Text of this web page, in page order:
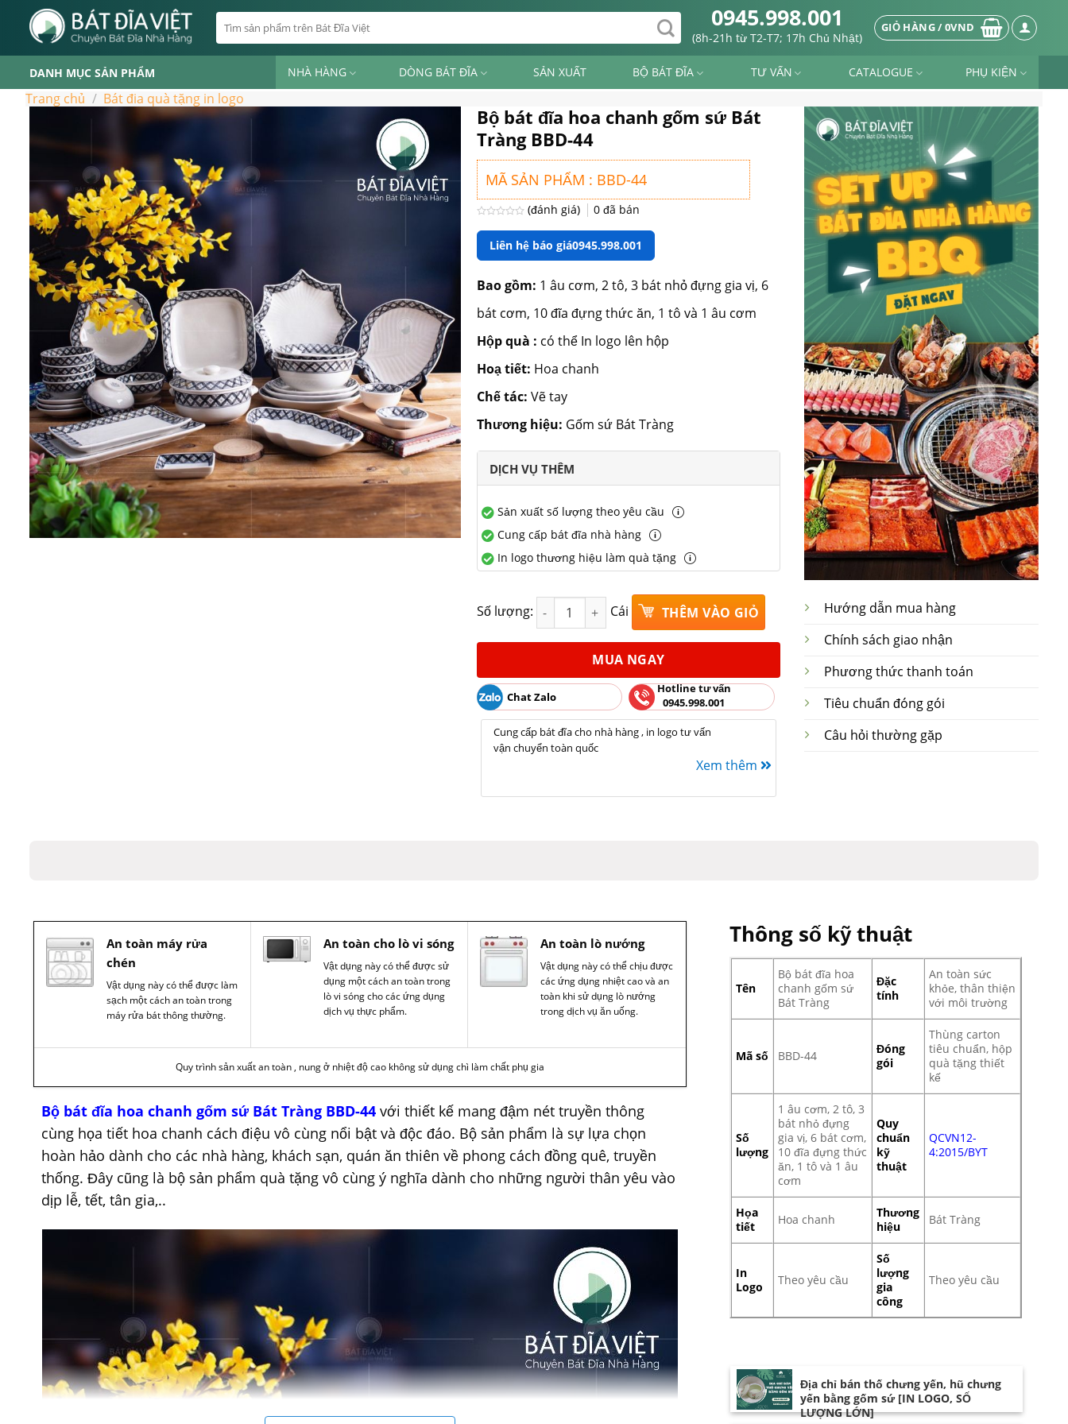
content
Tìm
kiếm:
0945.998.001
(8h-21h từ T2-T7; 17h Chủ Nhật)
GIỎ HÀNG /0VND
DANH MỤC SẢN PHẨM NHÀ HÀNG DÒNG BÁT ĐĨA SẢN XUẤT BỘ BÁT ĐĨA TƯ VẤN CATALOGUE PHỤ KIỆN
Trang chủ / Bát đia quà tặng in logo
Bộ bát đĩa hoa chanh gốm sứ Bát
Tràng BBD-44
MÃ SẢN PHẨM : BBD-44
xếp
hạng
5
(đánh giá) 0 đã bán
Liên hệ báo giá0945.998.001
Bao gồm: 1 âu cơm, 2 tô, 3 bát nhỏ đựng gia vị, 6
bát cơm, 10 đĩa đựng thức ăn, 1 tô và 1 âu cơm
Hộp quà : có thể In logo lên hộp
Hoạ tiết: Hoa chanh
Chế tác: Vẽ tay
Thương hiệu: Gốm sứ Bát Tràng
DỊCH VỤ THÊM
Sản xuất số lượng theo yêu cầu
Cung cấp bát đĩa nhà hàng
In logo thương hiệu làm quà tặng
Số lượng: Bộ bát đĩa hoa chanh gốm sứ Bát Tràng BBD-44 số lượng
Cái THÊM VÀO GIỎ
MUA NGAY
Chat Zalo
Hotline tư vấn
0945.998.001
Cung cấp bát đĩa cho nhà hàng , in logo tư vấn
vận chuyển toàn quốc
Xem thêm
Hướng dẫn mua hàng
Chính sách giao nhận
Phương thức thanh toán
Tiêu chuẩn đóng gói
Câu hỏi thường gặp
An toàn máy rửa
chén
Vật dụng này có thể được làm
sạch một cách an toàn trong
máy rửa bát thông thường.
An toàn cho lò vi sóng
Vật dụng này có thể được sử
dụng một cách an toàn trong
lò vi sóng cho các ứng dụng
dịch vụ thực phẩm.
An toàn lò nướng
Vật dụng này có thể chịu được
các ứng dụng nhiệt cao và an
toàn khi sử dụng lò nướng
trong dịch vụ ăn uống.
Quy trình sản xuất an toàn , nung ở nhiệt độ cao không sử dụng chì làm chất phụ gia
Bộ bát đĩa hoa chanh gốm sứ Bát Tràng BBD-44với thiết kế mang đậm nét truyền thông
cùng họa tiết hoa chanh cách điệu vô cùng nổi bật và độc đáo. Bộ sản phẩm là sự lựa chọn
hoàn hảo dành cho các nhà hàng, khách sạn, quán ăn thiên về phong cách đồng quê, truyền
thống. Đây cũng là bộ sản phẩm quà tặng vô cùng ý nghĩa dành cho những người thân yêu vào
dịp lễ, tết, tân gia,..
Thông số kỹ thuật
Tên
Bộ bát đĩa hoa
chanh gốm sứ
Bát Tràng
Đặc
tính
An toàn sức
khỏe, thân thiện
với môi trường
Mã số BBD-44
Đóng
gói
Thùng carton
tiêu chuẩn, hộp
quà tặng thiết
kế
Số
lượng
1 âu cơm, 2 tô, 3
bát nhỏ đựng
gia vị, 6 bát cơm,
10 đĩa đựng thức
ăn, 1 tô và 1 âu
cơm
Quy
chuẩn
kỹ
thuật
QCVN12-
4:2015/BYT
Họa
tiết
Hoa chanh
Thương
hiệu
Bát Tràng
In
Logo
Theo yêu cầu
Số
lượng
gia
công
Theo yêu cầu
Địa chỉ bán thố chưng yến, hũ chưng
yến bằng gốm sứ [IN LOGO, SỐ
LƯỢNG LỚN]